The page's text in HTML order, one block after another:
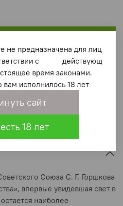
Союза С. Г. Горшкова
впервые увидевшая свет в
наиболее
не предназначена для лиц
с действующ
время законами.
вам исполнилось 18 лет
сайт
18 лет